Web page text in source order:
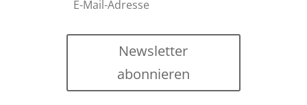
Newsletter
abonnieren